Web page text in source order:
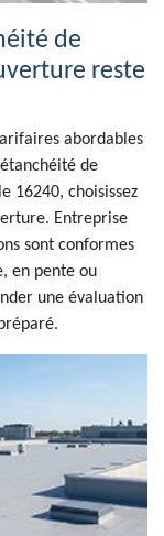
de
reste
abordables
de
16240, choisissez
Entreprise
sont conformes
en pente ou
une évaluation